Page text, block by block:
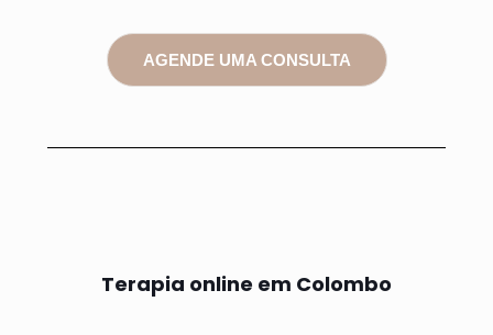
AGENDE UMA CONSULTA
Terapia online em Colombo